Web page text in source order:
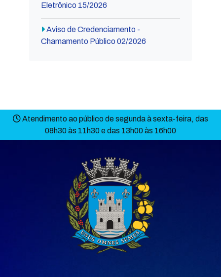
Eletrônico 15/2026
Aviso de Credenciamento -
Chamamento Público 02/2026
Atendimento ao público de segunda à sexta-feira, das
08h30 às 11h30 e das 13h00 às 16h00